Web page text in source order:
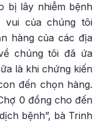
bị lây nhiễm bệnh
vui của chúng tôi
hàng của các địa
chúng tôi đã ứa
là khi chứng kiến
đến chọn hàng.
0 đồng cho đến
bệnh”, bà Trinh